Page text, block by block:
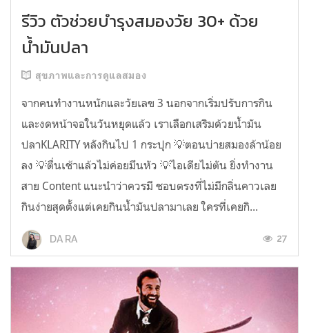
รีวิว ตัวช่วยบำรุงสมองวัย 30+ ด้วย
น้ำมันปลา
สุขภาพและการดูแลสมอง
จากคนทำงานหนักและวัยเลข 3 นอกจากเริ่มปรับการกิน
และงดหน้าจอในวันหยุดแล้ว เราเลือกเสริมด้วยน้ำมัน
ปลาKLARITY หลังกินไป 1 กระปุก 💡ตอนบ่ายสมองล้าน้อย
ลง 💡ตื่นเช้าแล้วไม่ค่อยมึนหัว 💡ไอเดียไม่ตัน ยิ่งทำงาน
สาย Content แนะนำว่าควรมี ชอบตรงที่ไม่มีกลิ่นคาวเลย
กินง่ายสุดตั้งแต่เคยกินน้ำมันปลามาเลย ใครที่เคยกิ...
DA RA 27